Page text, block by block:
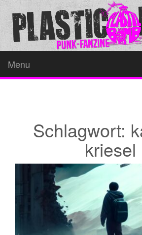
Menu
Schlagwort:
kriesel